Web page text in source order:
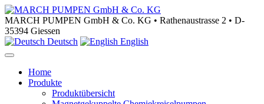
MARCH PUMPEN GmbH & Co. KG • Rathenaustrasse 2 • D-
35394 Giessen
Deutsch
English
Home
Produkte
Produktübersicht